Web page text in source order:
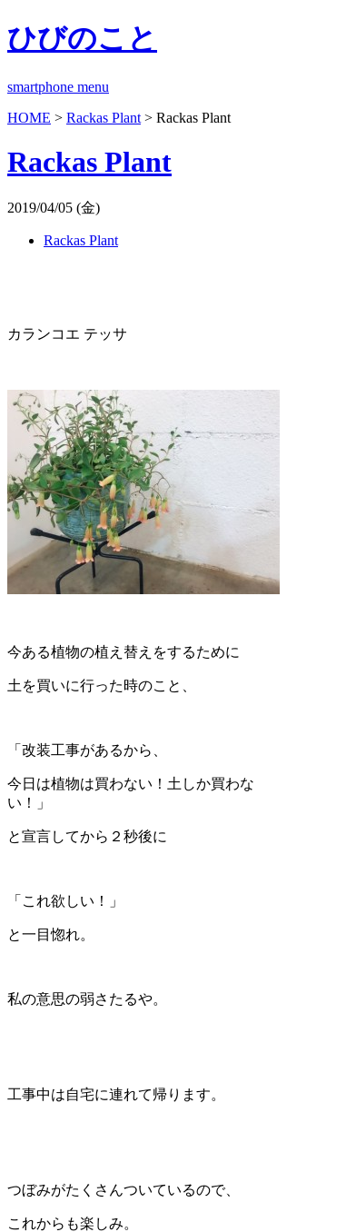
ひびのこと
smartphone menu
HOME > Rackas Plant > Rackas Plant
Rackas Plant
2019/04/05 (金)
Rackas Plant
カランコエ テッサ
今ある植物の植え替えをするために
土を買いに行った時のこと、
「改装工事があるから、
今日は植物は買わない！土しか買わな
い！」
と宣言してから２秒後に
「これ欲しい！」
と一目惚れ。
私の意思の弱さたるや。
工事中は自宅に連れて帰ります。
つぼみがたくさんついているので、
これからも楽しみ。